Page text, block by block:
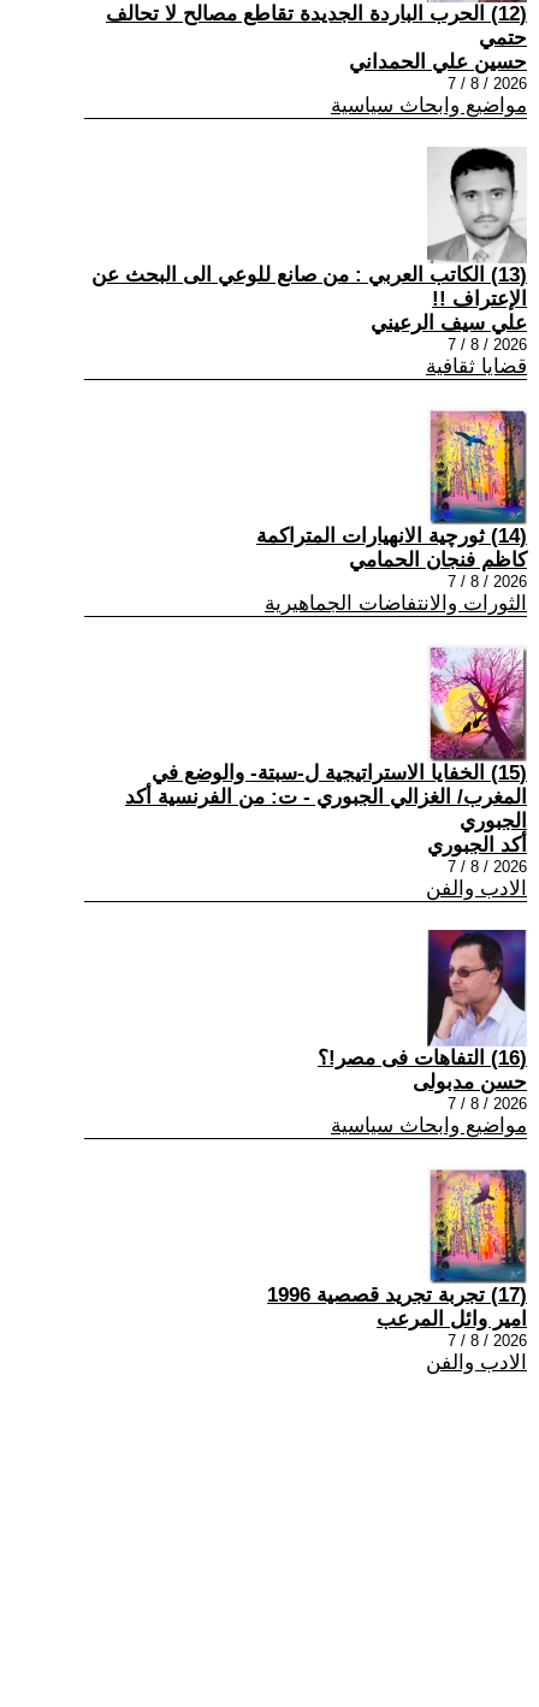
(12) الحرب الباردة الجديدة تقاطع مصالح لا تحالف
حتمي
حسين علي الحمداني
2026 / 8 / 7
مواضيع وابحاث سياسية
(13) الكاتب العربي : من صانع للوعي الى البحث عن
الإعتراف !!
علي سيف الرعيني
2026 / 8 / 7
قضايا ثقافية
(14) ثورچية الانهيارات المتراكمة
كاظم فنجان الحمامي
2026 / 8 / 7
الثورات والانتفاضات الجماهيرية
(15) الخفايا الاستراتيجية ل-سبتة- والوضع في
المغرب/ الغزالي الجبوري - ت: من الفرنسية أكد
الجبوري
أكد الجبوري
2026 / 8 / 7
الادب والفن
(16) التفاهات فى مصر!؟
حسن مدبولى
2026 / 8 / 7
مواضيع وابحاث سياسية
(17) تجربة تجريد قصصية 1996
امير وائل المرعب
2026 / 8 / 7
الادب والفن